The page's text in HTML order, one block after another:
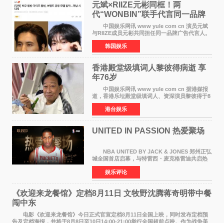
元斌×RIIZE元彬同框！两
代“WONBIN”联手代言同一品牌
颜值天花板合体
中国娱乐网讯 www yule com cn 演员元斌
与RIIZE成员元彬共同担任同一品牌广告代言人。
6日据独家报道，继演员元斌之后，RIIZE元彬最
近也被选为某在线中介平台A公司的共同广告代言
人，两人将作
韩国娱乐
香港殿堂级填词人黎彼得病逝 享
年76岁​
中国娱乐网讯 www yule com cn 据港媒报
道，香港乐坛殿堂级填词人、资深演员黎彼得于8
月5日上午因病离世，终年76岁。好友钟志光透
露，黎彼得今年3月中风后便卧床休养，身体机能
持续衰退，最
港台娱乐
UNITED IN PASSION 热爱聚场
NBA UNITED BY JACK & JONES 郑州正弘
城全国首店启幕，与特雷西・麦克格雷迪共启热
爱 2026 年7 月21 日，
NBAUNITEDBYJACK&JONES 全国首店，于郑
州正弘城正式启幕。NBA 传奇球星
娱乐评论
《欢迎来龙餐馆》定档8月11日 文牧野沈腾蒋奇明带中餐
闯中东
电影《欢迎来龙餐馆》今日正式官宣定档8月11日全国上映，同时发布定档预
告及定档海报，并将于8月8日至10日14:00-21:00举行全国超前点映。作为战争美